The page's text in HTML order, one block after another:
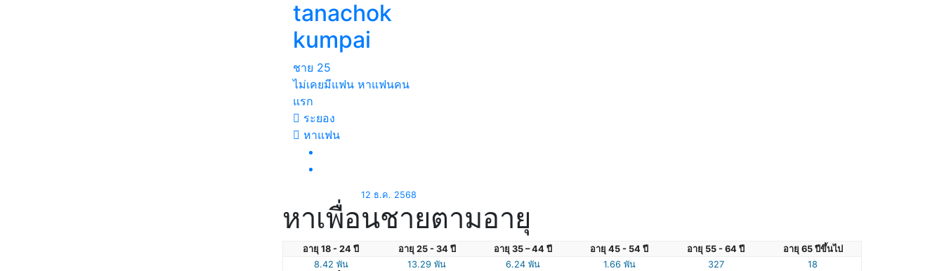
tanachok
kumpai
ชาย 25
ไม่เคยมีแฟน หาแฟนคน
แรก
ระยอง
หาแฟน
12 ธ.ค. 2568
หาเพื่อนชายตามอายุ
อายุ 18 - 24 ปี อายุ 25 - 34 ปี อายุ 35 – 44 ปี อายุ 45 - 54 ปี อายุ 55 - 64 ปี
อายุ 65 ปีขึ้นไป
8.42 พัน
13.29 พัน 6.24 พัน 1.66 พัน 327 18